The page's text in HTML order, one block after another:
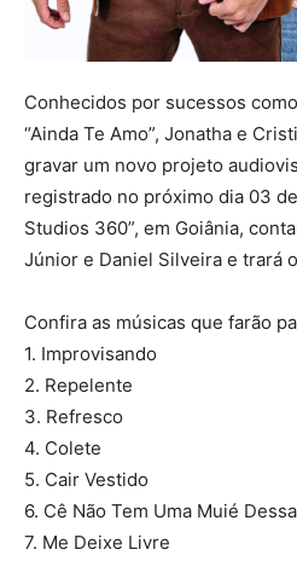
Conhecidos por sucessos
“Ainda Te Amo”, Jonatha e
gravar um novo projeto
registrado no próximo dia 03
Studios 360”, em Goiânia,
Júnior e Daniel Silveira e trará
Confira as músicas que farão
1. Improvisando
2. Repelente
3. Refresco
4. Colete
5. Cair Vestido
6. Cê Não Tem Uma Muié Dessa
7. Me Deixe Livre